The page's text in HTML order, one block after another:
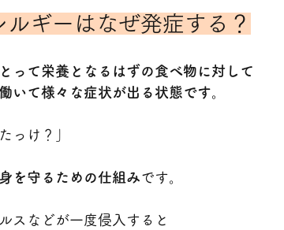
ルギーはなぜ発症する？
って栄養となるはずの食べ物に対して
いて様々な症状が出る状態です。
っけ？」
を守るための仕組みです。
スなどが一度侵入すると